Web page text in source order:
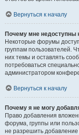
Вернуться к началу
Почему мне
Некоторые форумы
группам пользователей.
них темы и оставлять
потребоваться
администратором
Вернуться к началу
Почему я не могу
Право добавления
форума, группы или
не разрешить